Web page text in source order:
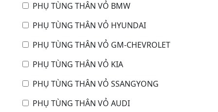
PHỤ TÙNG THÂN VỎ BMW
PHỤ TÙNG THÂN VỎ HYUNDAI
PHỤ TÙNG THÂN VỎ GM-CHEVROLET
PHỤ TÙNG THÂN VỎ KIA
PHỤ TÙNG THÂN VỎ SSANGYONG
PHỤ TÙNG THÂN VỎ AUDI